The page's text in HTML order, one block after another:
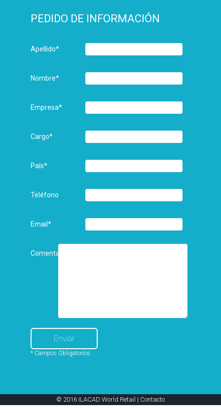
PEDIDO DE INFORMACIÓN
Apellido*
Nombre*
Empresa*
Cargo*
País*
Teléfono
Email*
Comentarios
* Campos Obligatorios
© 2016 ILACAD World Retail | Contacto